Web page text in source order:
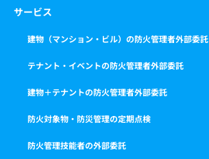
サービス
建物（マンション・ビル）の防火管理者外部委託
テナント・イベントの防火管理者外部委託
建物＋テナントの防火管理者外部委託
防火対象物・防災管理の定期点検
防火管理技能者の外部委託